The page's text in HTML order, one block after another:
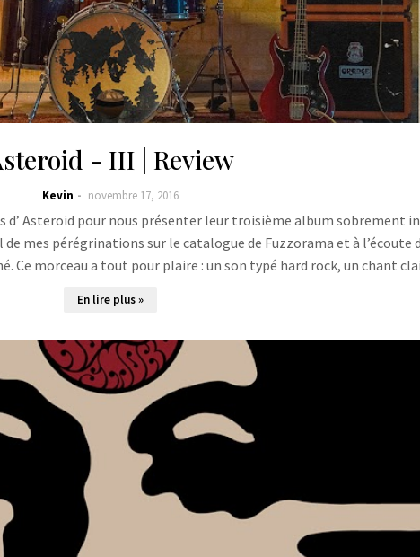
- III | Review
Kevin novembre 17, 2016
d’ Asteroid pour nous présenter leur troisième album sobrement
mes pérégrinations sur le catalogue de Fuzzorama et à l’écoute
Ce morceau a tout pour plaire : un son typé hard rock, un chant
En lire plus »